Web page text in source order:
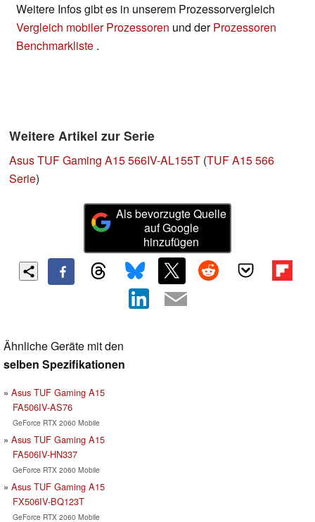
Weitere Infos gibt es in unserem Prozessorvergleich
Vergleich mobiler Prozessoren und derProzessoren
Benchmarkliste .
Weitere Artikel zur Serie
Asus TUF Gaming A15 566IV-AL155T (TUF A15 566
Serie)
Als bevorzugte Quelle
auf Google
hinzufügen
Ähnliche Geräte mit den
selben Spezifikationen
Asus TUF Gaming A15
FA506IV-AS76
GeForce RTX 2060 Mobile
Asus TUF Gaming A15
FA506IV-HN337
GeForce RTX 2060 Mobile
Asus TUF Gaming A15
FX506IV-BQ123T
GeForce RTX 2060 Mobile